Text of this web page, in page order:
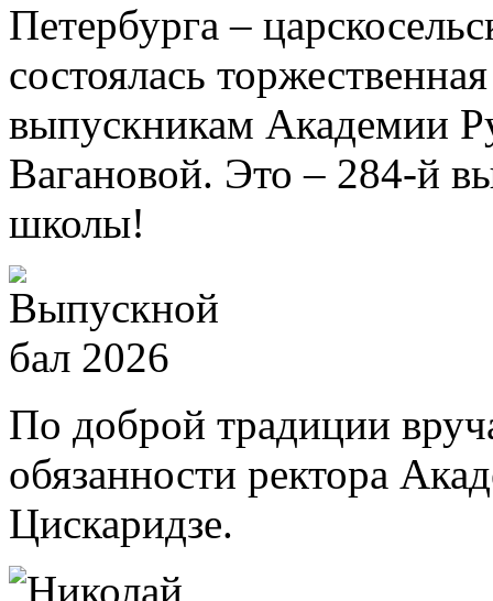
Петербурга –
состоялась
выпускникам Академии
Вагановой. Это – 284-й
школы!
По доброй традиции
обязанности ректора
Цискаридзе.